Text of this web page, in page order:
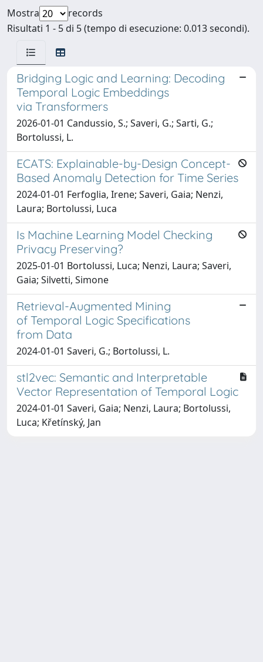
Mostra
records
Risultati 1 - 5 di 5 (tempo di esecuzione: 0.013 secondi).
Bridging Logic and Learning: Decoding
Temporal Logic Embeddings
via Transformers
2026-01-01 Candussio, S.; Saveri, G.; Sarti, G.;
Bortolussi, L.
ECATS: Explainable-by-Design Concept-
Based Anomaly Detection for Time Series
2024-01-01 Ferfoglia, Irene; Saveri, Gaia; Nenzi,
Laura; Bortolussi, Luca
Is Machine Learning Model Checking
Privacy Preserving?
2025-01-01 Bortolussi, Luca; Nenzi, Laura; Saveri,
Gaia; Silvetti, Simone
Retrieval-Augmented Mining
of Temporal Logic Specifications
from Data
2024-01-01 Saveri, G.; Bortolussi, L.
stl2vec: Semantic and Interpretable
Vector Representation of Temporal Logic
2024-01-01 Saveri, Gaia; Nenzi, Laura; Bortolussi,
Luca; Křetínský, Jan